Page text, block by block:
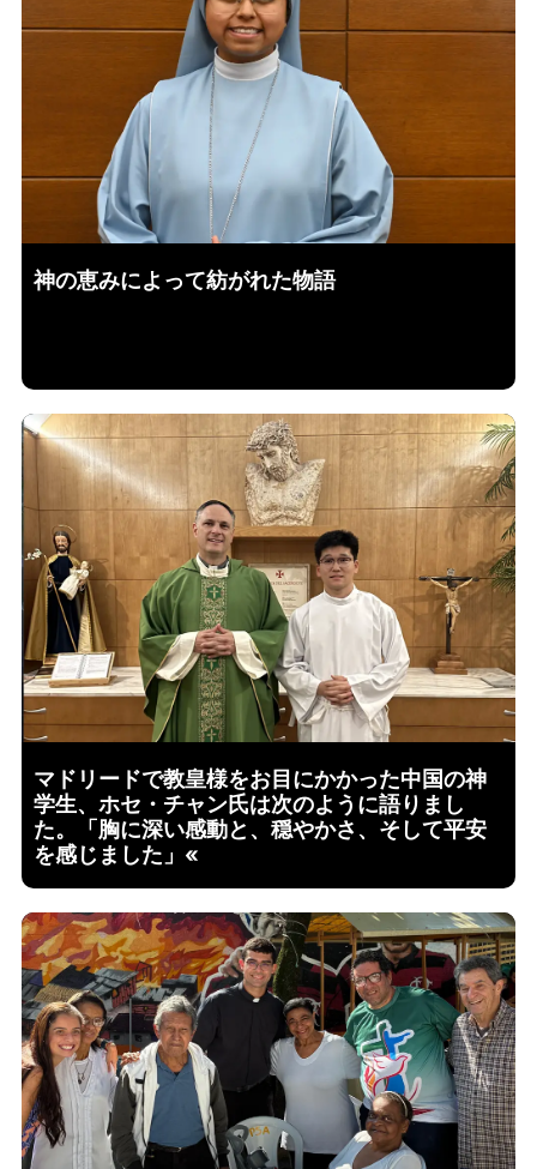
神の恵みによって紡がれた物語
マドリードで教皇様をお目にかかった中国の神
学生、ホセ・チャン氏は次のように語りまし
た。「胸に深い感動と、穏やかさ、そして平安
を感じました」«